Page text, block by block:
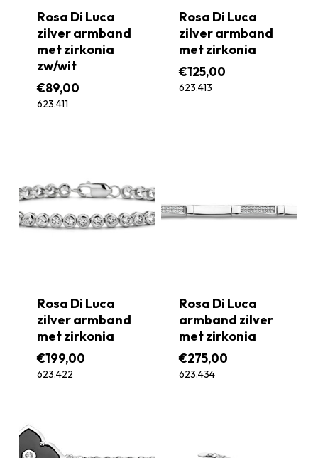
Rosa Di Luca
zilver armband
met zirkonia
zw/wit
€89,00
623.411
Rosa Di Luca
zilver armband
met zirkonia
€125,00
623.413
Rosa Di Luca
zilver armband
met zirkonia
€199,00
623.422
Rosa Di Luca
armband zilver
met zirkonia
€275,00
623.434